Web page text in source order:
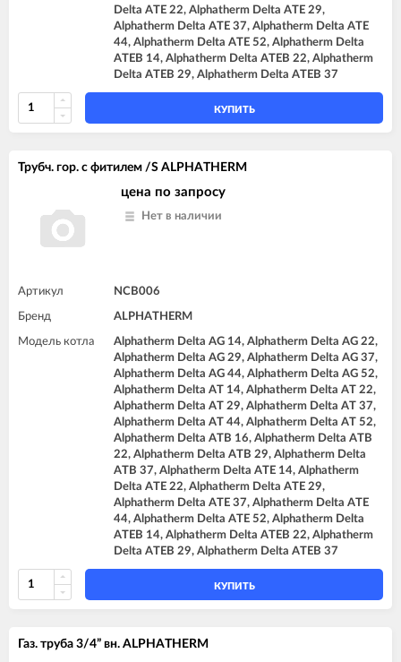
Delta ATE 22, Alphatherm Delta ATE 29,
Alphatherm Delta ATE 37, Alphatherm Delta ATE
44, Alphatherm Delta ATE 52, Alphatherm Delta
ATEB 14, Alphatherm Delta ATEB 22, Alphatherm
Delta ATEB 29, Alphatherm Delta ATEB 37
КУПИТЬ
Трубч. гор. с фитилем /S ALPHATHERM
цена по запросу
Нет в наличии
Артикул NCB006
Бренд ALPHATHERM
Модель котла
Alphatherm Delta AG 14, Alphatherm Delta AG 22,
Alphatherm Delta AG 29, Alphatherm Delta AG 37,
Alphatherm Delta AG 44, Alphatherm Delta AG 52,
Alphatherm Delta AT 14, Alphatherm Delta AT 22,
Alphatherm Delta AT 29, Alphatherm Delta AT 37,
Alphatherm Delta AT 44, Alphatherm Delta AT 52,
Alphatherm Delta ATB 16, Alphatherm Delta ATB
22, Alphatherm Delta ATB 29, Alphatherm Delta
ATB 37, Alphatherm Delta ATE 14, Alphatherm
Delta ATE 22, Alphatherm Delta ATE 29,
Alphatherm Delta ATE 37, Alphatherm Delta ATE
44, Alphatherm Delta ATE 52, Alphatherm Delta
ATEB 14, Alphatherm Delta ATEB 22, Alphatherm
Delta ATEB 29, Alphatherm Delta ATEB 37
КУПИТЬ
Газ. труба 3/4” вн. ALPHATHERM